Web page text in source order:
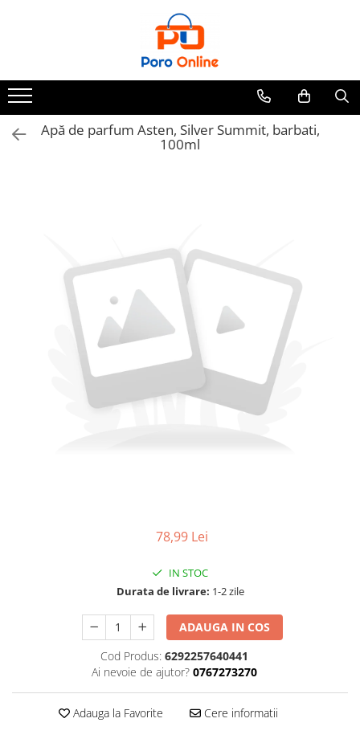
Al Absar
Parfum
Clone
Parfum tip fiola
Apă de parfum Asten, Silver Summit, barbati,
100ml
78,99 Lei
IN STOC
Durata de livrare: 1-2 zile
ADAUGA IN COS
Cod Produs: 6292257640441
Ai nevoie de ajutor? 0767273270
Adauga la Favorite Cere informatii